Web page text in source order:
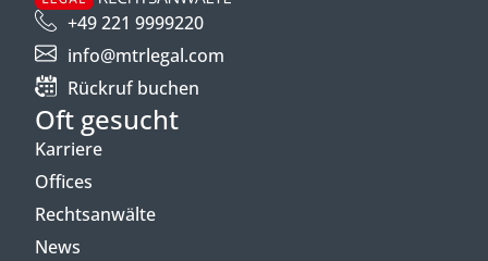
+49 221 9999220
info@mtrlegal.com
Rückruf buchen
Oft gesucht
Karriere
Offices
Rechtsanwälte
News